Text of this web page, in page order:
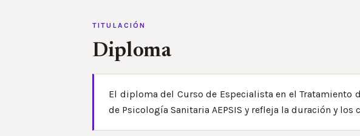
TITULACIÓN
Diploma
El diploma del Curso de Especialista en el Tratamiento
de Psicología Sanitaria AEPSIS y refleja la duración y